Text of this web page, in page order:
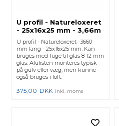
U profil - Natureloxeret
- 25x16x25 mm - 3,66m
U profil - Natureloxeret -3660
mm lang - 25x16x25 mm. Kan
bruges med fuge til glas 8-12 mm
glas. Alulisten monteres typisk
på gulv eller væg, men kunne
også bruges i loft.
375,00 DKK inkl. moms